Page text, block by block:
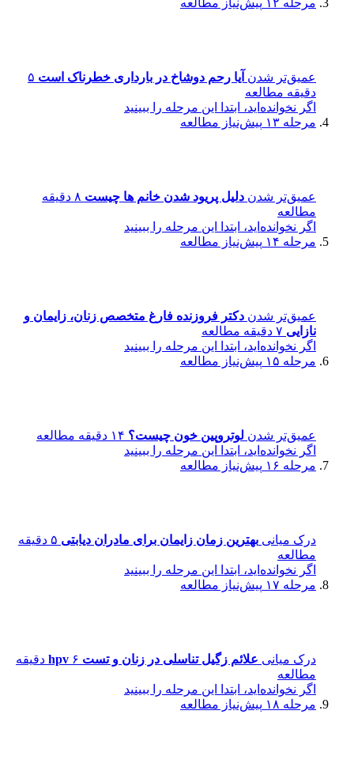
مرحله ۱۲ پیش‌نیاز مطالعه
عمیق‌تر شدن آیا رحم دوشاخ در بارداری خطرناک است ۵
دقیقه مطالعه
اگر نخوانده‌اید، ابتدا این مرحله را ببینید
مرحله ۱۳
پیش‌نیاز مطالعه
عمیق‌تر شدن دلیل پریود شدن خانم ها چیست
۸ دقیقه
مطالعه
اگر نخوانده‌اید، ابتدا این مرحله را ببینید
مرحله ۱۴
پیش‌نیاز مطالعه
عمیق‌تر شدن دکتر فروزنده فارغ متخصص زنان، زایمان و
نازایی ۷ دقیقه مطالعه
اگر نخوانده‌اید، ابتدا این مرحله را ببینید
مرحله ۱۵
پیش‌نیاز مطالعه
عمیق‌تر شدن لوتروپین خون چیست؟ ۱۴ دقیقه مطالعه
اگر نخوانده‌اید، ابتدا این مرحله را ببینید
مرحله ۱۶
پیش‌نیاز مطالعه
درک میانی بهترین زمان زایمان برای مادران دیابتی
۵ دقیقه
مطالعه
اگر نخوانده‌اید، ابتدا این مرحله را ببینید
مرحله ۱۷
پیش‌نیاز مطالعه
درک میانی علائم زگیل تناسلی در زنان و تست hpv
۶ دقیقه
مطالعه
اگر نخوانده‌اید، ابتدا این مرحله را ببینید
مرحله ۱۸
پیش‌نیاز مطالعه